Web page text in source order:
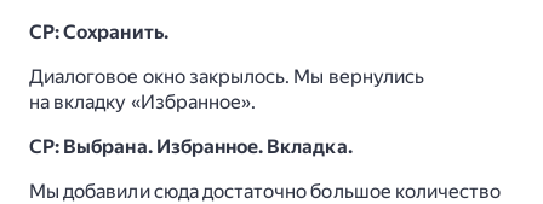
СР: Сохранить.
Диалоговое окно закрылось. Мы вернулись
на вкладку «Избранное».
СР: Выбрана. Избранное. Вкладка.
Мы добавили сюда достаточно большое количество